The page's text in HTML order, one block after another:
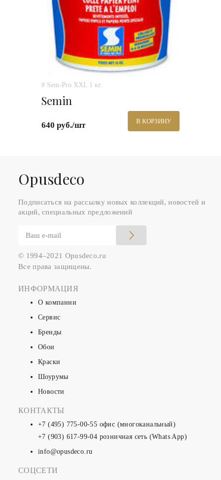
# Sem-Pro XXL 1 кг.
Semin
640 руб./шт В КОРЗИНУ
Оpusdeco
Подписаться на рассылку новых коллекций, новостей и
акций, специальных предложений
© 1994–2021 Opusdeco.ru
Все права защищены.
ИНФОРМАЦИЯ
О компании
Сервис
Бренды
Обои
Краски
Шоурумы
Новости
КОНТАКТЫ
+7 (495) 775-00-55 офис (многоканальный)
+7 (903) 617-99-04 розничная сеть (Whats App)
info@opusdeco.ru
СОЦСЕТИ